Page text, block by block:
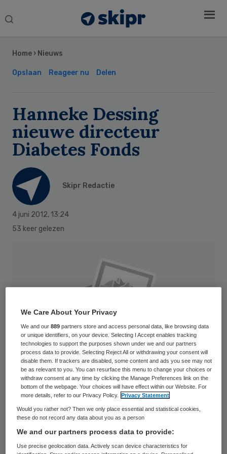
Search
Home › Nieuws
Opslaan Reageer nu Delen
Hanneke Dessing
nieuwe directeur
Diabetes Fonds
Skipr Redactie
4 juni 2012, 13:24
53 keer gelezen
Hanneke Dessing is per 1 juni 2012 benoemd
als directeur van het Diabetes Fonds.
Dessing is al ruim zeven jaar werkzaam bij
Sidebar
We Care About Your Privacy
We and our889 partners store and access personal data, like browsing data
or unique identifiers, on your device. Selecting I Accept enables tracking
technologies to support the purposes shown under we and our partners
process data to provide. Selecting Reject All or withdrawing your consent will
disable them. If trackers are disabled, some content and ads you see may not
be as relevant to you. You can resurface this menu to change your choices or
withdraw consent at any time by clicking the Manage Preferences link on the
bottom of the webpage. Your choices will have effect within our Website. For
more details, refer to our Privacy Policy.
Privacy Statement
Would you rather not? Then we only place essential and statistical cookies,
these do not record any data about you as a person
We and our partners process data to provide:
Use precise geolocation data. Actively scan device characteristics for